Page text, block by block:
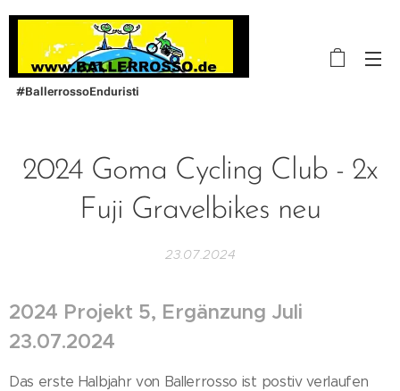
#BallerrossoEnduristi
2024 Goma Cycling Club - 2x
Fuji Gravelbikes neu
23.07.2024
2024 Projekt 5, Ergänzung Juli
23.07.2024
Das erste Halbjahr von Ballerrosso ist postiv verlaufen